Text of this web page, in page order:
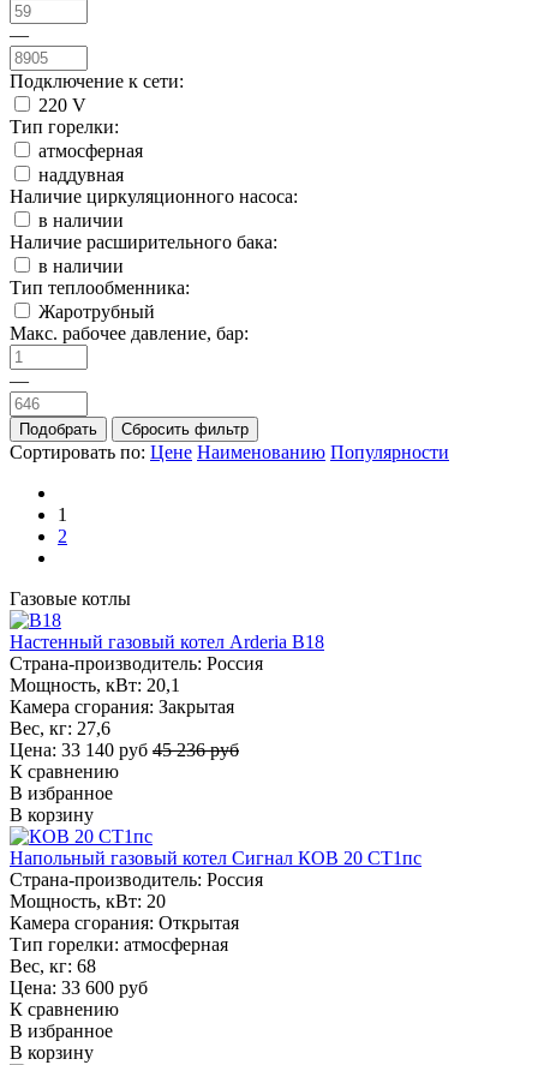
—
Подключение к сети:
220 V
Тип горелки:
атмосферная
наддувная
Наличие циркуляционного насоса:
в наличии
Наличие расширительного бака:
в наличии
Тип теплообменника:
Жаротрубный
Макс. рабочее давление, бар:
—
Сортировать по: Цене Наименованию Популярности
1
2
Газовые котлы
Настенный газовый котел Arderia B18
Страна-производитель: Россия
Мощность, кВт: 20,1
Камера сгорания: Закрытая
Вес, кг: 27,6
Цена: 33 140 руб 45 236 руб
К сравнению
В избранное
В корзину
Напольный газовый котел Сигнал КОВ 20 СТ1пс
Страна-производитель: Россия
Мощность, кВт: 20
Камера сгорания: Открытая
Тип горелки: атмосферная
Вес, кг: 68
Цена: 33 600 руб
К сравнению
В избранное
В корзину